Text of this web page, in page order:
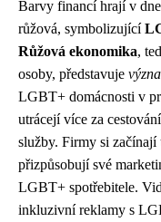
Barvy financí hrají v
růžová, symbolizující
Růžová ekonomika,
osoby, představuje
LGBT+ domácnosti v
utrácejí více za
služby. Firmy si začínají
přizpůsobují své
LGBT+ spotřebitele.
inkluzivní reklamy s